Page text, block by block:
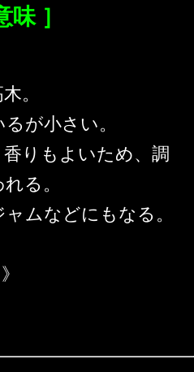
味 ］
。
が小さい。
りもよいため、調
る。
ムなどにもなる。